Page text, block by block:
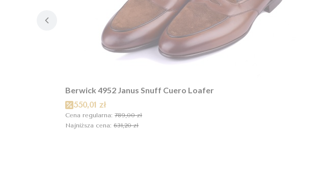
Berwick 4952 Janus Snuff Cuero Loafer
Cena promocyjna
550,01 zł
Cena regularna: 789,00 zł
Najniższa cena: 631,20 zł